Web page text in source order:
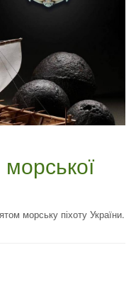
морську піхоту України.